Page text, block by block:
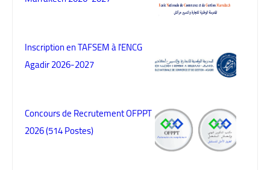
Inscription en TAFSEM à l'ENCG
Agadir 2026-2027
Concours de Recrutement OFPPT
2026 (514 Postes)